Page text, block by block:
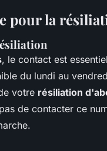
pour la
, le contact est
du lundi au
votre résiliation
de contacter ce